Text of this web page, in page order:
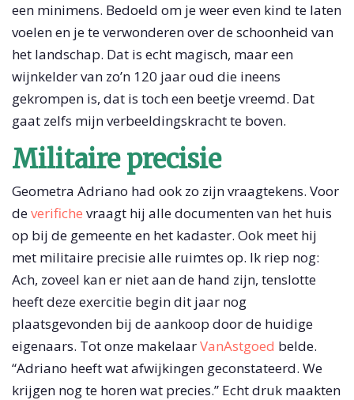
een minimens. Bedoeld om je weer even kind te laten
voelen en je te verwonderen over de schoonheid van
het landschap. Dat is echt magisch, maar een
wijnkelder van zo’n 120 jaar oud die ineens
gekrompen is, dat is toch een beetje vreemd. Dat
gaat zelfs mijn verbeeldingskracht te boven.
Militaire precisie
Geometra Adriano had ook zo zijn vraagtekens. Voor
deverifiche vraagt hij alle documenten van het huis
op bij de gemeente en het kadaster. Ook meet hij
met militaire precisie alle ruimtes op. Ik riep nog:
Ach, zoveel kan er niet aan de hand zijn, tenslotte
heeft deze exercitie begin dit jaar nog
plaatsgevonden bij de aankoop door de huidige
eigenaars. Tot onze makelaarVanAstgoed belde.
“Adriano heeft wat afwijkingen geconstateerd. We
krijgen nog te horen wat precies.” Echt druk maakten